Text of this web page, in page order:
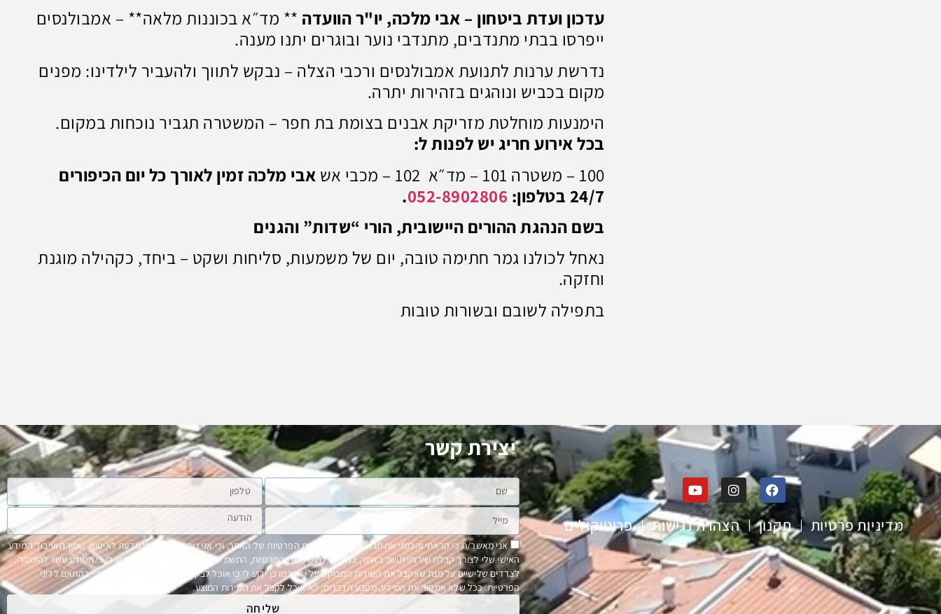
עדכון ועדת ביטחון – אבי מלכה, יו"ר הוועדה ** מד״א בכוננות מלאה** – אמבולנסים
ייפרסו בבתי מתנדבים, מתנדבי נוער ובוגרים יתנו מענה.
נדרשת ערנות לתנועת אמבולנסים ורכבי הצלה – נבקש לתווך ולהעביר לילדינו: מפנים
מקום בכביש ונוהגים בזהירות יתרה.
הימנעות מוחלטת מזריקת אבנים בצומת בת חפר – המשטרה תגביר נוכחות במקום.
בכל אירוע חריג יש לפנות ל:
100 – משטרה 101 – מד״א 102 – מכבי אש
אבי מלכה זמין לאורך כל יום הכיפורים
24/7 בטלפון:
052-8902806
.
בשם הנהגת ההורים היישובית, הורי “שדות” והגנים
נאחל לכולנו גמר חתימה טובה, יום של משמעות, סליחות ושקט – ביחד, כקהילה מוגנת
וחזקה.
בתפילה לשובם ובשורות טובות
יצירת קשר
מדיניות פרטיות תקנון הצהרת נגישות פרוטוקולים
אני מאשר/ת כי קראתי והבנתי את תנאי השימוש ומדיניות הפרטיות של האתר, וכי אני נותן/ת הסכמתי מדעת לאיסוף, שמירה ועיבוד המידע
האישי שלי לצורך קבלת שירותי תושב באתר, בהתאם לחוק הגנת הפרטיות, התשמ"א–1981 (כולל תיקון 13) ידוע לי כי המידע עשוי להימסר
לצדדים שלישיים על מנת שאקבל את השירות המבוקש על ידי. כמו כן ידוע לי כי אוכל לבקש לתקן ולעיין במידע אודותיי בהתאם לדיני
הפרטיות. ככל שלא אמסור את המידע, מטבע הדברים, לא אוכל לקבל את השירות המוצע.
שליחה